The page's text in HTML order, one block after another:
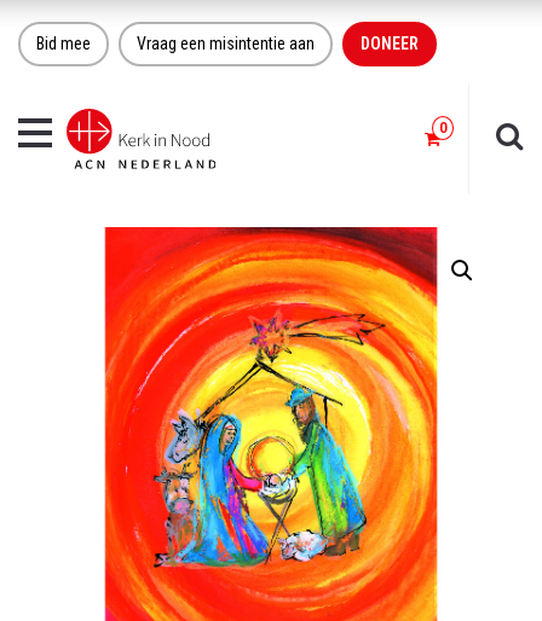
Bid mee Vraag een misintentie aan DONEER
Toggle
navigation